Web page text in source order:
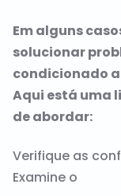
Em alguns
solucionar
condicionado
Aqui está uma
de abordar:
Verifique as
Examine o